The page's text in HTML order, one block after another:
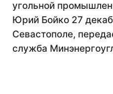
угольной
Юрий Бойко 27
Севастополе,
служба